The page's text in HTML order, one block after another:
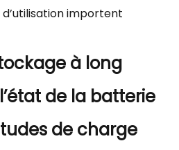
importent
à long
de la batterie
de charge